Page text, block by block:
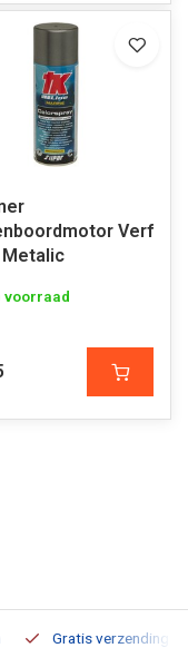
Verf
Metalic
voorraad
Gratis verzending